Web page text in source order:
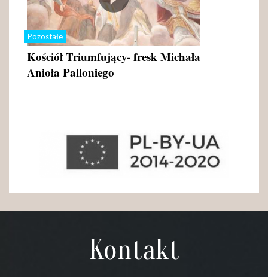
Pozostałe
Kościół Triumfujący- fresk Michała
Anioła Palloniego
Kontakt